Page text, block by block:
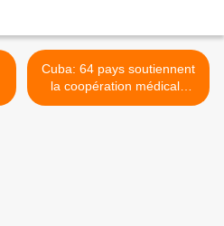
Cuba: 64 pays soutiennent
la coopération médicale
internationale >